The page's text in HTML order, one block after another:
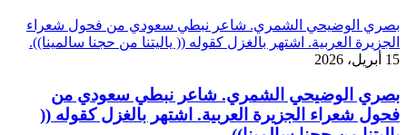
بصري الوضيحي الشمري. شاعر نبطي سعودي من فحول شعراء
الجزيرة العربية. اشتهر بالغزل كقوله (( ياليتنا من حجنا سالمينا)).
15 أبريل، 2026
بصري الوضيحي الشمري. شاعر نبطي سعودي من
فحول شعراء الجزيرة العربية. اشتهر بالغزل كقوله ((